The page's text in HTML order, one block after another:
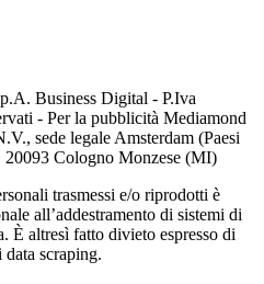
Business Digital - P.Iva
- Per la pubblicità Mediamond
sede legale Amsterdam (Paesi
Cologno Monzese (MI)
trasmessi e/o riprodotti è
all’addestramento di sistemi di
È altresì fatto divieto espresso di
scraping.